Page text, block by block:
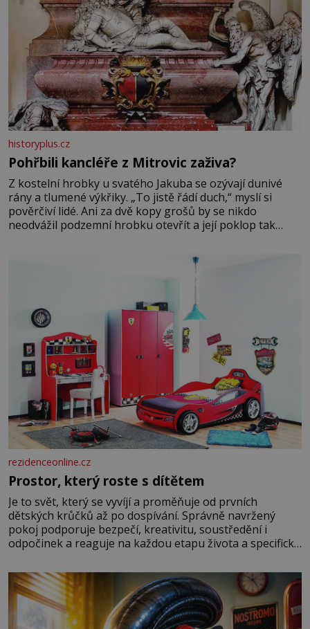
historyplus.cz
Pohřbili kancléře z Mitrovic zaživa?
Z kostelní hrobky u svatého Jakuba se ozývají dunivé
rány a tlumené výkřiky. „To jistě řádí duch,“ myslí si
pověrčiví lidé. Ani za dvě kopy grošů by se nikdo
neodvážil podzemní hrobku otevřít a její poklop tak
rezidenceonline.cz
Prostor, který roste s dítětem
Je to svět, který se vyvíjí a proměňuje od prvních
dětských krůčků až po dospívání. Správně navržený
pokoj podporuje bezpečí, kreativitu, soustředění i
odpočinek a reaguje na každou etapu života a specifické
měkkost a bezpečí, proto by pokoj miminka měl působit
především klidně a útulně. Předškolní věk je